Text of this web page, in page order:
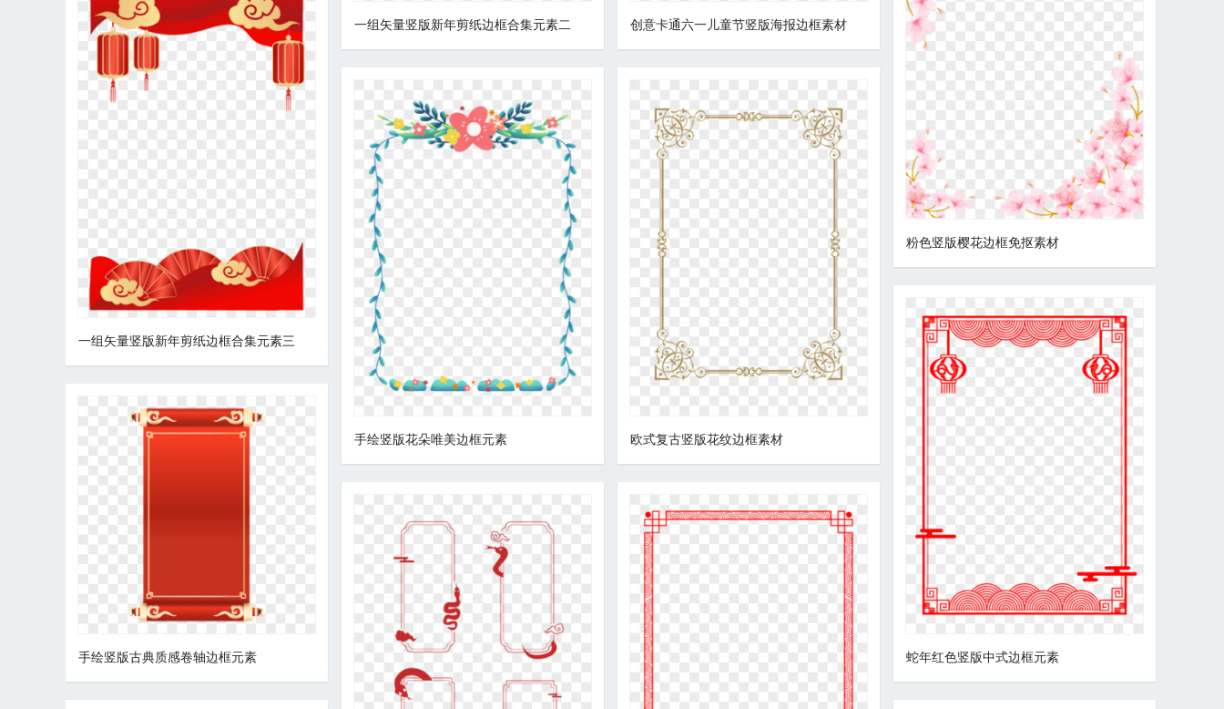
一组矢量竖版新年剪纸边框合集元素二 创意卡通六一儿童节竖版海报边框素材
粉色竖版樱花边框免抠素材
一组矢量竖版新年剪纸边框合集元素三
手绘竖版花朵唯美边框元素 欧式复古竖版花纹边框素材
蛇年红色竖版中式边框元素
手绘竖版古典质感卷轴边框元素